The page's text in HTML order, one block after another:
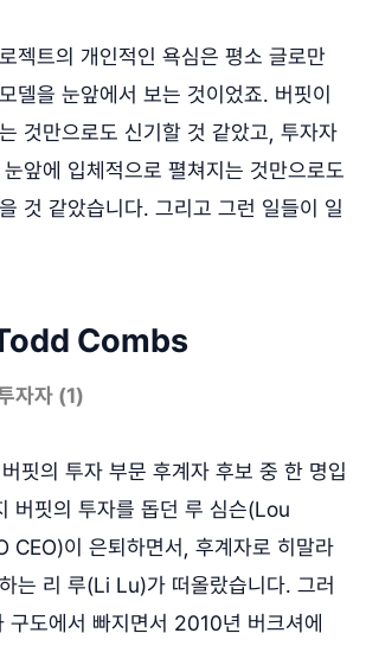
젝트의 개인적인 욕심은 평소 글로만
델을 눈앞에서 보는 것이었죠. 버핏이
것만으로도 신기할 것 같았고, 투자자
앞에 입체적으로 펼쳐지는 것만으로도
것 같았습니다. 그리고 그런 일들이 일
Combs
자자 (1)
핏의 투자 부문 후계자 후보 중 한 명입
버핏의 투자를 돕던 루 심슨(Lou
CEO)이 은퇴하면서, 후계자로 히말라
는 리 루(Li Lu)가 떠올랐습니다. 그러
구도에서 빠지면서 2010년 버크셔에